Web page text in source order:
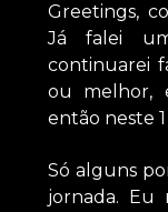
Greetings,
Já falei
continuarei
ou melhor,
então neste
Só alguns
jornada. Eu